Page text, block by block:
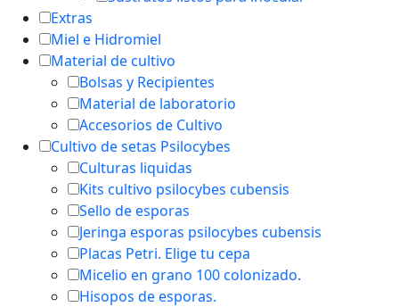
Extras
Miel e Hidromiel
Material de cultivo
Bolsas y Recipientes
Material de laboratorio
Accesorios de Cultivo
Cultivo de setas Psilocybes
Culturas liquidas
Kits cultivo psilocybes cubensis
Sello de esporas
Jeringa esporas psilocybes cubensis
Placas Petri. Elige tu cepa
Micelio en grano 100 colonizado.
Hisopos de esporas.